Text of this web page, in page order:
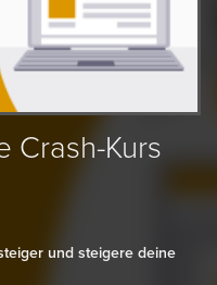
Crash-Kurs
und steigere deine